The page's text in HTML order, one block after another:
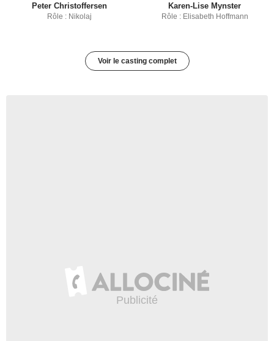
Peter Christoffersen
Rôle : Nikolaj
Karen-Lise Mynster
Rôle : Elisabeth Hoffmann
Voir le casting complet